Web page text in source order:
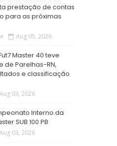
prestação de contas
para as próximas
Aug 05, 2026
Master 40 teve
de Parelhas-RN,
e classificação
Aug 03, 2026
Interno da
SUB 100 PB
Aug 03, 2026